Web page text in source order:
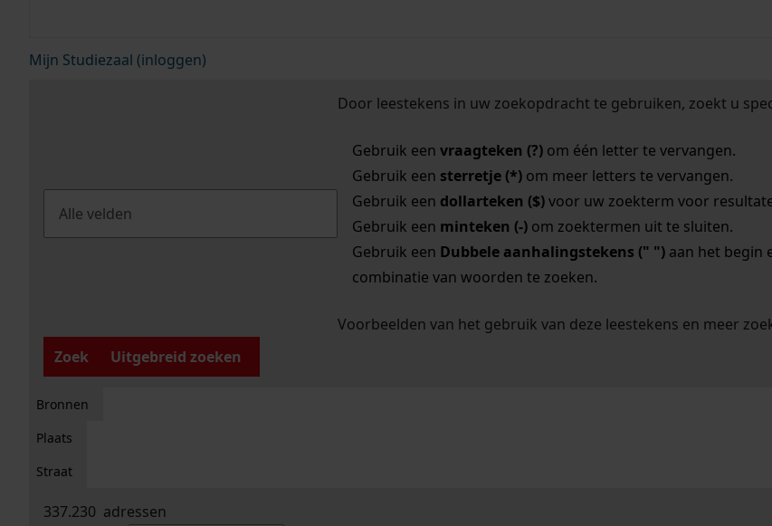
Mijn Studiezaal (inloggen)
Door leestekens in uw zoekopdracht te gebruiken, zoekt u
Gebruik een vraagteken (?)om één letter te vervangen.
Gebruik een sterretje (*)om meer letters te vervangen.
Gebruik een dollarteken ($)voor uw zoekterm voor
Gebruik een minteken (-)om zoektermen uit te sluiten.
Gebruik een Dubbele aanhalingstekens (" ")aan het begin
combinatie van woorden te zoeken.
Voorbeelden van het gebruik van deze leestekens en meer
Zoek
Uitgebreid zoeken
Bronnen
Plaats
Straat
337.230 adressen